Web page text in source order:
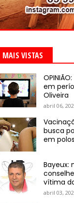
MAIS VISTAS
em
Oliveira
abril 06,
busca
em
Bayeux:
vítima
abril 03,